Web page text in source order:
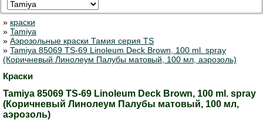
» краски
» Tamiya
» Аэрозольные краски Тамия серия TS
» Tamiya 85069 TS-69 Linoleum Deck Brown, 100 ml. spray
(Коричневый Линолеум Палубы матовый, 100 мл, аэрозоль)
Краски
Tamiya 85069 TS-69 Linoleum Deck Brown, 100 ml. spray
(Коричневый Линолеум Палубы матовый, 100 мл,
аэрозоль)